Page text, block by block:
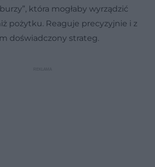
która mogłaby wyrządzić
pożytku. Reaguje precyzyjnie i z
doświadczony strateg.